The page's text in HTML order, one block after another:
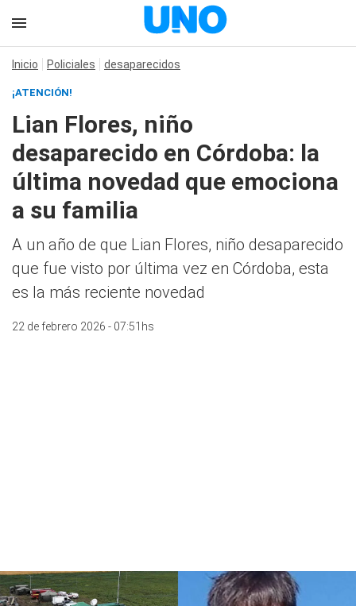
Inicio Policiales desaparecidos
¡ATENCIÓN!
Lian Flores, niño
desaparecido en Córdoba: la
última novedad que emociona
a su familia
A un año de que Lian Flores, niño desaparecido
que fue visto por última vez en Córdoba, esta
es la más reciente novedad
22 de febrero 2026 - 07:51hs